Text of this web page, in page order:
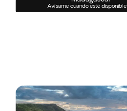
Avísame cuando esté disponible